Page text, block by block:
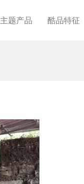
主题产品 酷品特征